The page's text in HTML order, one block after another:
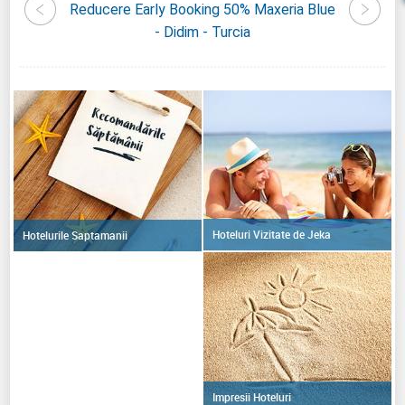
Of
Reducere Early Booking 50% Maxeria Blue
- Didim - Turcia
Hotelurile Saptamanii Hoteluri Vizitate de Jeka
Impresii Hoteluri